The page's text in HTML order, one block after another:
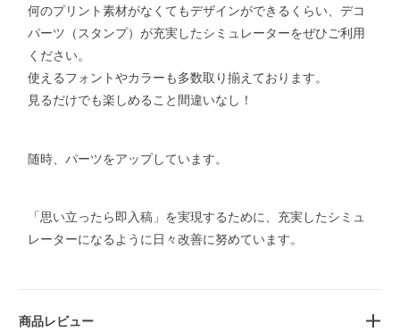
何のプリント素材がなくてもデザインができるくらい、デコ
パーツ（スタンプ）が充実したシミュレーターをぜひご利用
ください。
使えるフォントやカラーも多数取り揃えております。
見るだけでも楽しめること間違いなし！
随時、パーツをアップしています。
「思い立ったら即入稿」を実現するために、充実したシミュ
レーターになるように日々改善に努めています。
商品レビュー